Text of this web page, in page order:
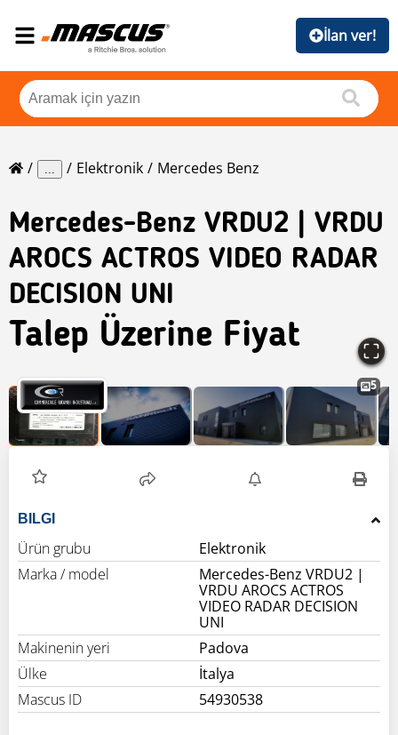
İlan ver!
... Elektronik Mercedes Benz
Mercedes-Benz VRDU2 | VRDU
AROCS ACTROS VIDEO RADAR
DECISION UNI
Talep Üzerine Fiyat
5
BILGI
Ürün grubu
Elektronik
Marka / model
Mercedes-Benz VRDU2 |
VRDU AROCS ACTROS
VIDEO RADAR DECISION
UNI
Makinenin yeri
Padova
Ülke
İtalya
Mascus ID
54930538